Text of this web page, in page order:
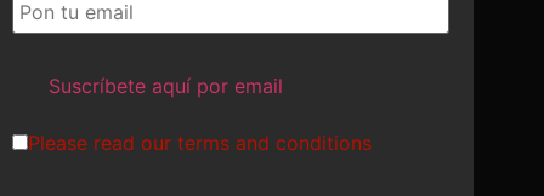
Please read our terms and conditions